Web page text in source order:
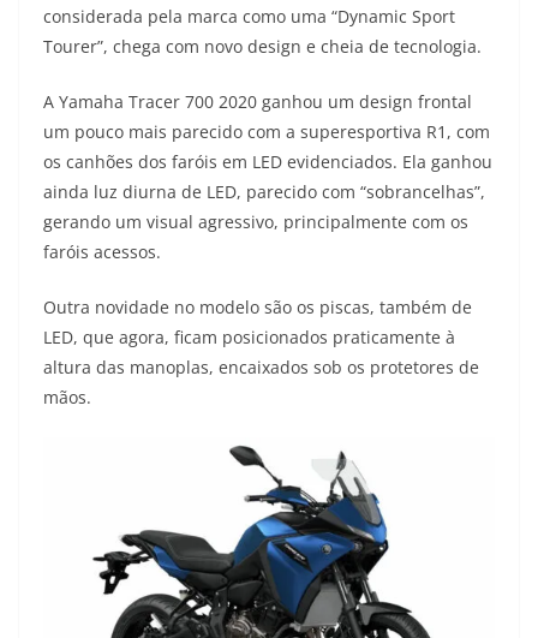
t
p
p
e
r
a
m
e
o
o
k
t
r
n
k
considerada pela marca como uma “Dynamic Sport
Tourer”, chega com novo design e cheia de tecnologia.
A Yamaha Tracer 700 2020 ganhou um design frontal
um pouco mais parecido com a superesportiva R1, com
os canhões dos faróis em LED evidenciados. Ela ganhou
ainda luz diurna de LED, parecido com “sobrancelhas”,
gerando um visual agressivo, principalmente com os
faróis acessos.
Outra novidade no modelo são os piscas, também de
LED, que agora, ficam posicionados praticamente à
altura das manoplas, encaixados sob os protetores de
mãos.